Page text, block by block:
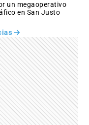
un megaoperativo
en San Justo